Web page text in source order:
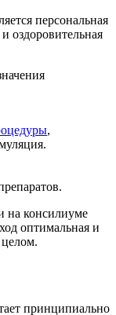
персональная
оздоровительная
,
на консилиуме
оптимальная и
принципиально